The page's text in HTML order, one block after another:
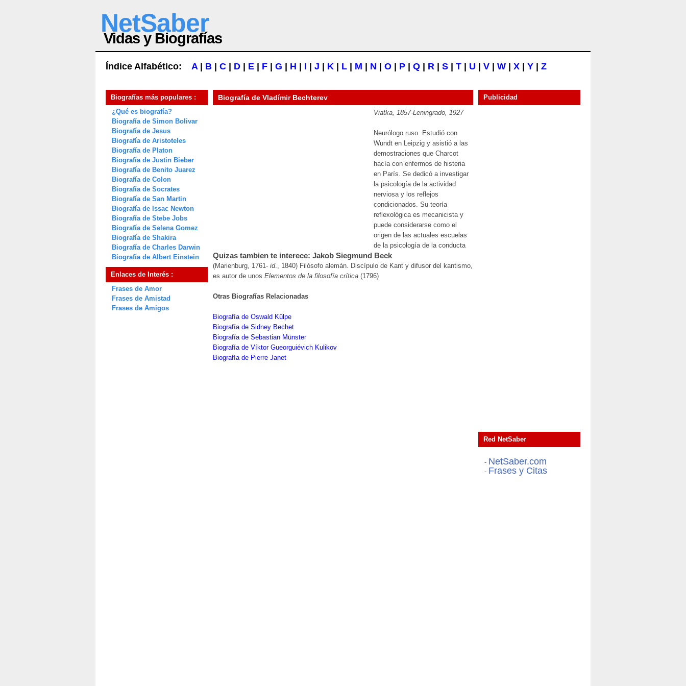
NetSaber
Vidas y Biografías
Índice Alfabético: A| B C D E F G H I J K L M N O P Q R S T U V W X Y Z
Biografías más populares :
¿Qué es biografía?
Biografía de Simon Bolivar
Biografía de Jesus
Biografía de Aristoteles
Biografía de Platon
Biografía de Justin Bieber
Biografía de Benito Juarez
Biografía de Colon
Biografía de Socrates
Biografía de San Martin
Biografía de Issac Newton
Biografía de Stebe Jobs
Biografía de Selena Gomez
Biografía de Shakira
Biografía de Charles Darwin
Biografía de Albert Einstein
Enlaces de Interés :
Frases de Amor
Frases de Amistad
Frases de Amigos
Biografía de Vladímir Bechterev
Viatka, 1857-Leningrado, 1927
Neurólogo ruso. Estudió con
Wundt en Leipzig y asistió a las
demostraciones que Charcot
hacía con enfermos de histeria
en París. Se dedicó a investigar
la psicología de la actividad
nerviosa y los reflejos
condicionados. Su teoría
reflexológica es mecanicista y
puede considerarse como el
origen de las actuales escuelas
de la psicología de la conducta
Quizas tambien te interece: Jakob Siegmund Beck
(Marienburg, 1761- id., 1840) Filósofo alemán. Discípulo de Kant y difusor del kantismo,
es autor de unos Elementos de la filosofía crítica (1796)
Otras Biografías Relacionadas
Biografía de Oswald Külpe
Biografía de Sidney Bechet
Biografía de Sebastian Münster
Biografía de Víktor Gueorguiévich Kulikov
Biografía de Pierre Janet
Publicidad
Red NetSaber
- NetSaber.com
- Frases y Citas